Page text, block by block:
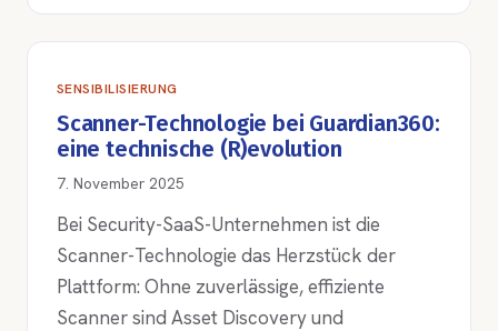
SENSIBILISIERUNG
Scanner-Technologie bei Guardian360:
eine technische (R)evolution
7. November 2025
Bei Security-SaaS-Unternehmen ist die
Scanner-Technologie das Herzstück der
Plattform: Ohne zuverlässige, effiziente
Scanner sind Asset Discovery und